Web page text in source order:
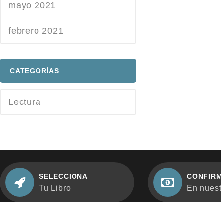
mayo 2021
febrero 2021
CATEGORÍAS
Lectura
SELECCIONA
Tu Libro En